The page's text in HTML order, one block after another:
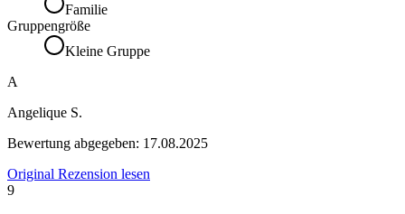
Familie
Gruppengröße
Kleine Gruppe
A
Angelique S.
Bewertung abgegeben: 17.08.2025
Original Rezension lesen
9